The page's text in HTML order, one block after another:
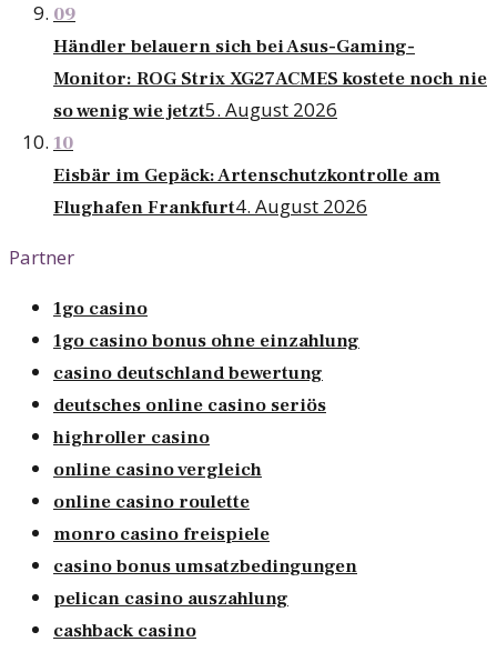
09
Händler belauern sich bei Asus-Gaming-
Monitor: ROG Strix XG27ACMES kostete noch nie
so wenig wie jetzt5. August 2026
10
Eisbär im Gepäck: Artenschutzkontrolle am
Flughafen Frankfurt4. August 2026
Partner
1go casino
1go casino bonus ohne einzahlung
casino deutschland bewertung
deutsches online casino seriös
highroller casino
online casino vergleich
online casino roulette
monro casino freispiele
casino bonus umsatzbedingungen
pelican casino auszahlung
cashback casino